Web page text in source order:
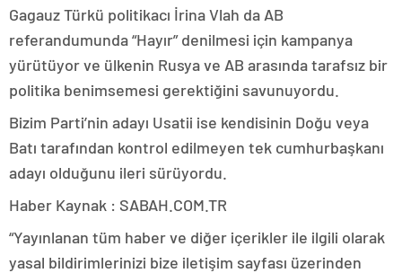
Gagauz Türkü politikacı İrina Vlah da AB
referandumunda “Hayır” denilmesi için kampanya
yürütüyor ve ülkenin Rusya ve AB arasında tarafsız bir
politika benimsemesi gerektiğini savunuyordu.
Bizim Parti’nin adayı Usatii ise kendisinin Doğu veya
Batı tarafından kontrol edilmeyen tek cumhurbaşkanı
adayı olduğunu ileri sürüyordu.
Haber Kaynak : SABAH.COM.TR
“Yayınlanan tüm haber ve diğer içerikler ile ilgili olarak
yasal bildirimlerinizi bize iletişim sayfası üzerinden